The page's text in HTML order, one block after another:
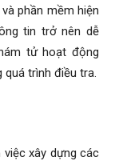
phần mềm hiện
tin trở nên dễ
tử hoạt động
trình điều tra.
xây dựng các